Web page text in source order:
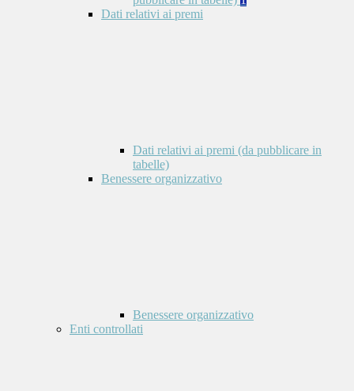
Dati relativi ai premi
Dati relativi ai premi (da pubblicare in
tabelle)
Benessere organizzativo
Benessere organizzativo
Enti controllati